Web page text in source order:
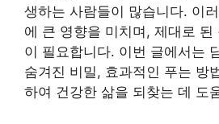
생하는 사람들이 많습니다. 이
에 큰 영향을 미치며, 제대로 된
이 필요합니다. 이번 글에서는
숨겨진 비밀, 효과적인 푸는 방
하여 건강한 삶을 되찾는 데 도